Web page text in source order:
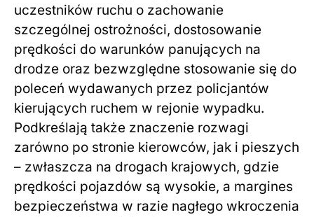
uczestników ruchu o zachowanie
szczególnej ostrożności, dostosowanie
prędkości do warunków panujących na
drodze oraz bezwzględne stosowanie się do
poleceń wydawanych przez policjantów
kierujących ruchem w rejonie wypadku.
Podkreślają także znaczenie rozwagi
zarówno po stronie kierowców, jak i pieszych
– zwłaszcza na drogach krajowych, gdzie
prędkości pojazdów są wysokie, a margines
bezpieczeństwa w razie nagłego wkroczenia